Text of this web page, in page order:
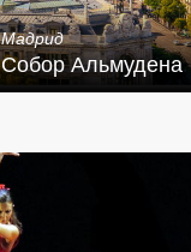
Мадрид
Собор Альмудена